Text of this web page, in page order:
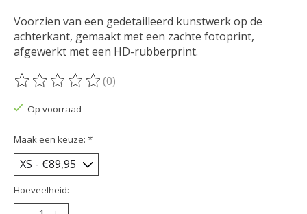
Voorzien van een gedetailleerd kunstwerk op de
achterkant, gemaakt met een zachte fotoprint,
afgewerkt met een HD-rubberprint.
De beoordeling van dit product is
(0)
Op voorraad
Maak een keuze: *
Hoeveelheid: